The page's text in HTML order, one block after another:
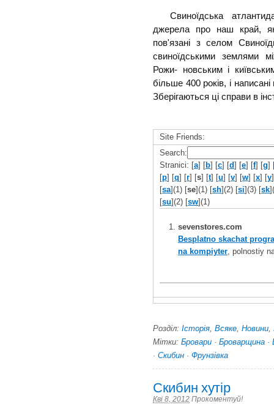
Свиноїдська атлантида
джерела про наш край,
пов'язані з селом
свиноїдськими землями
Рожи- новським і
більше 400 років, і
Зберігаються ці справи в
Site Friends:
Search:
Stranici: [a] [b] [c] [d] [e] [f] [g]
[p] [q] [r] [s] [t] [u] [v] [w] [x] [y
[sa](1) [se](1) [sh](2) [si](3) [sk
[su](2) [sw](1)
sevenstores.com
Besplatno skachat
na kompiyter, polnostiy
Розділ: Історія Всяке Новини
Мітки: Бровари · Броварщина ·
· Скибин · Фрунзівка
Скибин хутір
Кві 8, 2012 Прокоментуй!